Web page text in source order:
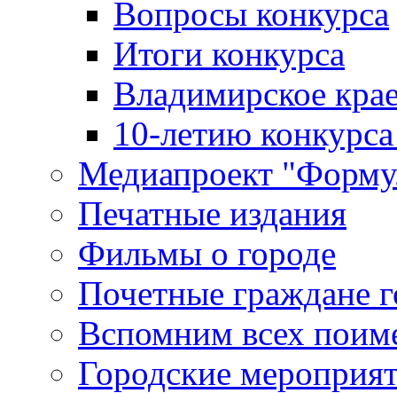
Вопросы конкурса
Итоги конкурса
Владимирское
10-летию
Медиапроект
Печатные издания
Фильмы о городе
Почетные граждане
Вспомним всех
Городские